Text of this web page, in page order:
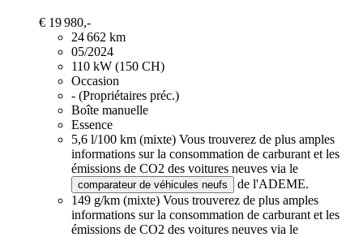
€ 19 980,-
24 662 km
05/2024
110 kW (150 CH)
Occasion
- (Propriétaires préc.)
Boîte manuelle
Essence
5,6 l/100 km (mixte) Vous trouverez de plus amples
informations sur la consommation de carburant et les
émissions de CO2 des voitures neuves via le
comparateur de véhicules neufs
de l'ADEME.
149 g/km (mixte) Vous trouverez de plus amples
informations sur la consommation de carburant et les
émissions de CO2 des voitures neuves via le